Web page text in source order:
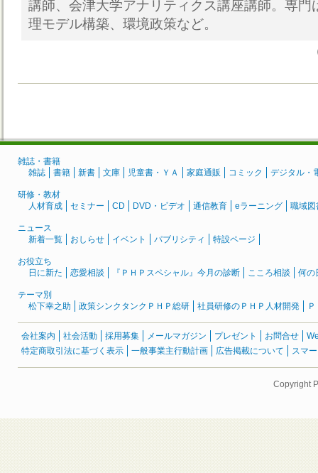
講師、会津大学アナリティクス講座講師。専門
理モデル構築、環境政策など。
雑誌・書籍
雑誌
書籍 新書 文庫 児童書・ＹＡ 家庭通販 コミック デジタル・
研修・教材
人材育成
セミナー CD DVD・ビデオ 通信教育 eラーニング 職域図
ニュース
新着一覧
おしらせ イベント パブリシティ 特設ページ
お役立ち
日に新た
恋愛相談 『ＰＨＰスペシャル』今月の診断 こころ相談 何の
テーマ別
松下幸之助
政策シンクタンクＰＨＰ総研 社員研修のＰＨＰ人材開発
会社案内 社会活動 採用募集 メールマガジン プレゼント お問合せ
特定商取引法に基づく表示
一般事業主行動計画 広告掲載について スマ
Copyright